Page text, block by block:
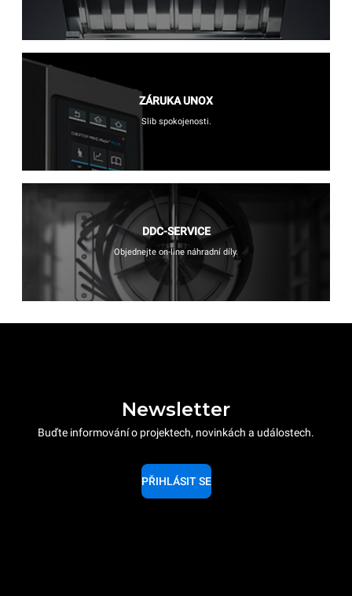
ZÁRUKA UNOX
Slib spokojenosti.
DDC-SERVICE
Objednejte on-line náhradní díly.
Newsletter
Buďte informování o projektech, novinkách a událostech.
PŘIHLÁSIT SE